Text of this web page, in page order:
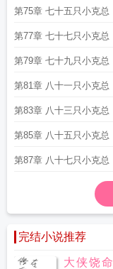
第75章 七十五只小克总
第77章 七十七只小克总
第79章 七十九只小克总
第81章 八十一只小克总
第83章 八十三只小克总
第85章 八十五只小克总
第87章 八十七只小克总
完结小说推荐
大侠饶命